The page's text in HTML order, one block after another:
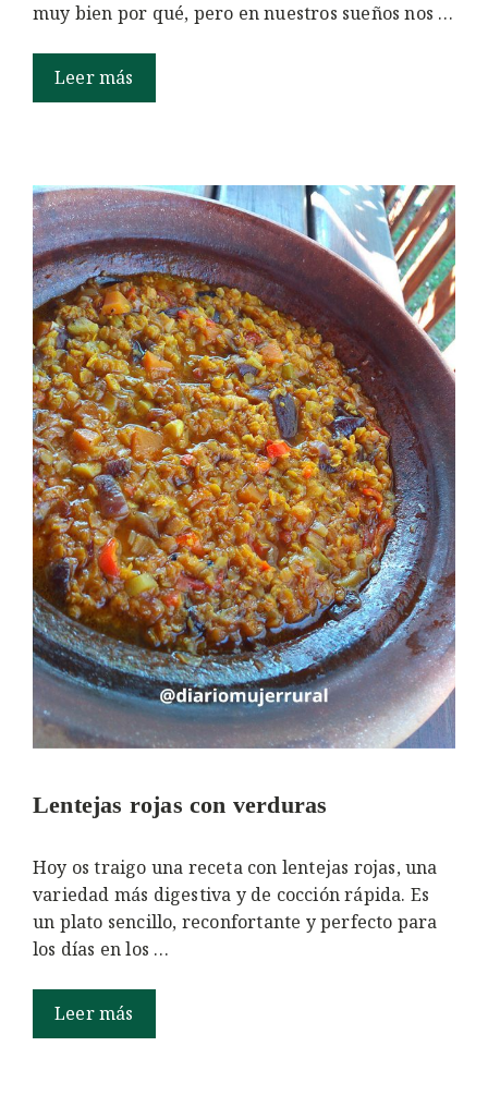
muy bien por qué, pero en nuestros sueños nos …
Leer más
Lentejas rojas con verduras
Hoy os traigo una receta con lentejas rojas, una
variedad más digestiva y de cocción rápida. Es
un plato sencillo, reconfortante y perfecto para
los días en los …
Leer más